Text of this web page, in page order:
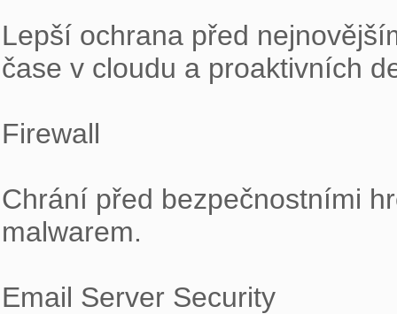
Lepší ochrana před
čase v cloudu a proaktivních
Firewall
Chrání před bezpečnostními
malwarem.
Email Server Security